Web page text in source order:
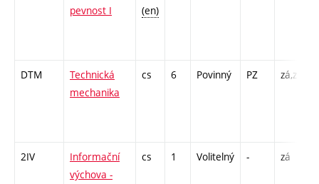
pevnost I
(en)
DTM
Technická
mechanika
cs 6 Povinný PZ zá,zk
2IV
Informační
výchova -
cs 1 Volitelný - zá